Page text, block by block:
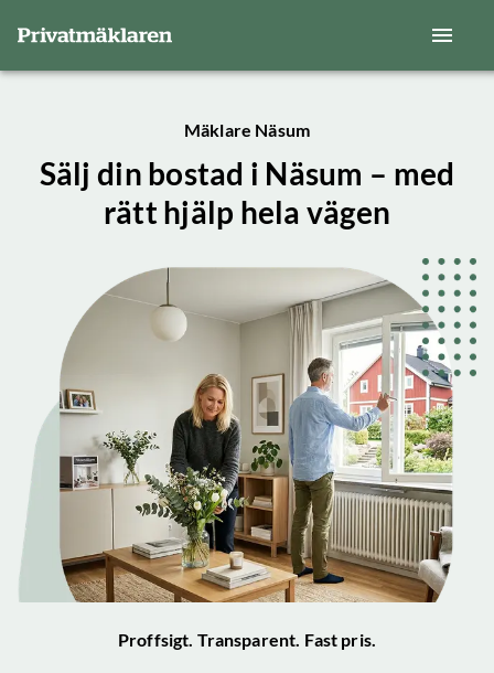
Mäklare Näsum
Sälj din bostad i Näsum – med
rätt hjälp hela vägen
Proffsigt. Transparent. Fast pris.